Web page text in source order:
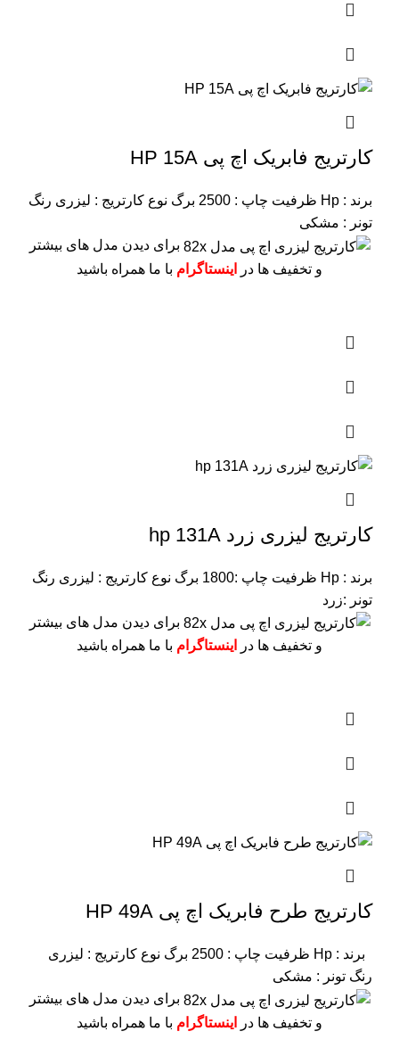
کارتریج فابریک اچ پی HP 15A
برند : Hp ظرفیت چاپ : 2500 برگ نوع کارتریج : لیزری رنگ
تونر : مشکی
برای دیدن مدل های بیشتر
و تخفیف ها در
اینستاگرام با ما همراه باشید
کارتریج لیزری زرد hp 131A
برند : Hp ظرفیت چاپ :1800 برگ نوع کارتریج : لیزری رنگ
تونر :زرد
برای دیدن مدل های بیشتر
و تخفیف ها در
اینستاگرام با ما همراه باشید
کارتریج طرح فابریک اچ پی HP 49A
برند : Hp ظرفیت چاپ : 2500 برگ
نوع کارتریج : لیزری
رنگ تونر : مشکی
برای دیدن مدل های بیشتر
و تخفیف ها در
اینستاگرام با ما همراه باشید